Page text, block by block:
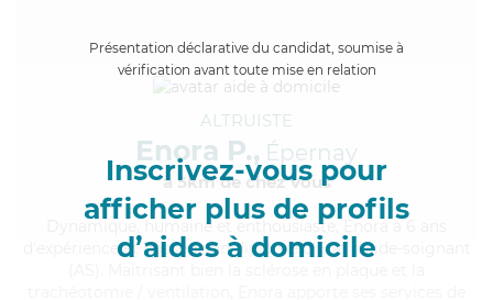
Présentation déclarative du candidat, soumise à
vérification avant toute mise en relation
Inscrivez-vous pour
afficher plus de profils
d’aides à domicile
ALTRUISTE
Enora P., Épernay
à 5km de chez Vous
, humaine et enthousiaste, Enora a 6 ans
d'expérience et possède un diplôme d'Etat d'aide-soignant